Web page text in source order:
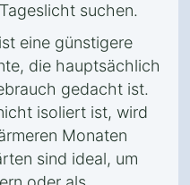
suchen.
eine günstigere
die hauptsächlich
gedacht ist.
isoliert ist, wird
Monaten
sind ideal, um